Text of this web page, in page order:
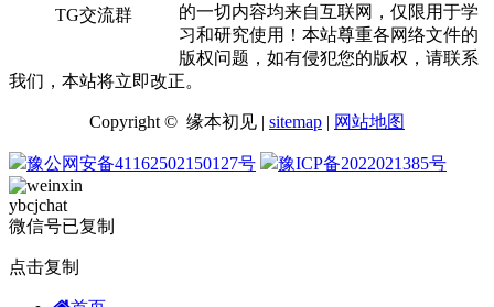
TG交流群
的一切内容均来自互联网，仅限用于学
习和研究使用！本站尊重各网络文件的
版权问题，如有侵犯您的版权，请联系
我们，本站将立即改正。
Copyright © 缘本初见 | sitemap | 网站地图
豫公网安备41162502150127号 豫ICP备2022021385号
ybcjchat
微信号已复制
点击复制